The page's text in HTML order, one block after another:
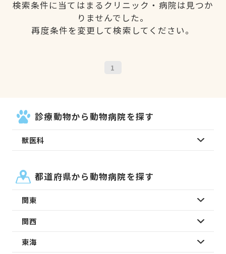
検索条件に当てはまるクリニック・病院は見つか
りませんでした。
再度条件を変更して検索してください。
1
診療動物から動物病院を探す
獣医科
都道府県から動物病院を探す
関東
関西
東海